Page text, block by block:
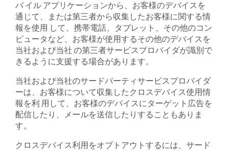
バ イル アプリケーションから、お客様のデバイスを
通じて、または第三者から収集したお客様に関する情
報を使用 して、携帯電話、タブレット、その他のコン
ピュータなど、お客様が使用するその他のデバイスを
当社および当社 の第三者サービスプロバイダが識別で
きるように支援する場合があります。
当社および当社のサードパーティサービスプロバイダ
ーは、お客様について収集したクロスデバイス使用情
報を利 用して、お客様のデバイスにターゲット広告を
配信したり、メールを送信したりすることもありま
す。
クロスデバイス利用をオプトアウトするには、サード